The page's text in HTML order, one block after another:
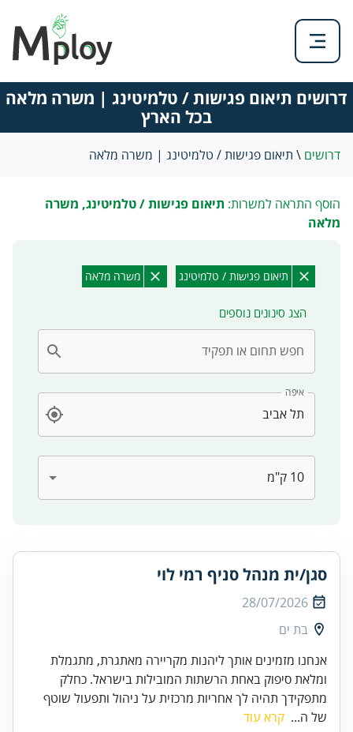
דרושים תיאום פגישות / טלמיטינג | משרה מלאה
בכל הארץ
דרושים \ תיאום פגישות / טלמיטינג | משרה מלאה
הוסף התראה למשרות: תיאום פגישות / טלמיטינג, משרה
מלאה
תיאום פגישות / טלמיטינג משרה מלאה
הצג סינונים נוספים
חפש תחום או תפקיד
איפה
סגן/ית מנהל סניף רמי לוי
28/07/2026
בת ים
אנחנו מזמינים אותך ליהנות מקריירה מאתגרת, מתגמלת
ומלאת סיפוק באחת הרשתות המובילות בישראל. כחלק
מתפקידך תהיה לך אחריות מרכזית על ניהול ותפעול שוטף
של ה... קרא עוד